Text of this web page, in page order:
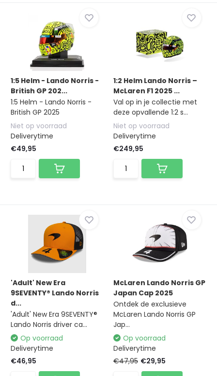
1:5 Helm - Lando Norris -
British GP 202...
1:5 Helm - Lando Norris -
British GP 2025
Niet op voorraad
Deliverytime
€49,95
1:2 Helm Lando Norris –
McLaren F1 2025 ...
Val op in je collectie met
deze opvallende 1:2 s...
Niet op voorraad
Deliverytime
€249,95
'Adult' New Era
9SEVENTY® Lando Norris
d...
'Adult' New Era 9SEVENTY®
Lando Norris driver ca...
Op voorraad
Deliverytime
€46,95
McLaren Lando Norris GP
Japan Cap 2025
Ontdek de exclusieve
McLaren Lando Norris GP
Jap...
Op voorraad
Deliverytime
€47,95 €29,95